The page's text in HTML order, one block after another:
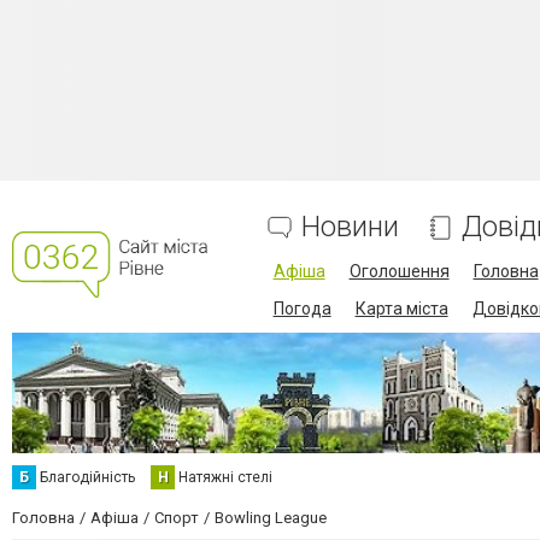
Новини
Афіша Оголошення
Головна
Погода
Карта міста
Б Благодійність Н Натяжні стелі
Головна Афіша Спорт Bowling League